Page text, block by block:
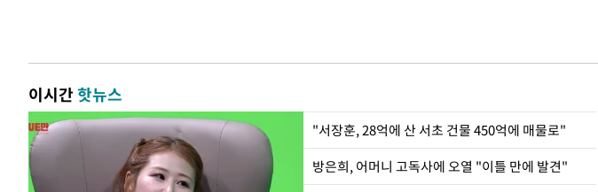
이시간핫뉴스
"서장훈, 28억에 산 서초 건물 450억에 매물로"
방은희, 어머니 고독사에 오열 "이틀 만에 발견"